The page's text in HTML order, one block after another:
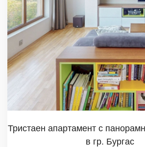
Тристаен апартамент с
в гр. Бургас